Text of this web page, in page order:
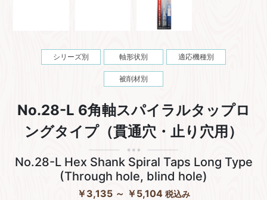
シリーズ別 軸形状別 適応機種別
被削材別
No.28-L 6角軸スパイラルタップロ
ングタイプ（貫通穴・止り穴用）
No.28-L Hex Shank Spiral Taps Long Type
(Through hole, blind hole)
￥3,135 ～ ￥5,104 税込み